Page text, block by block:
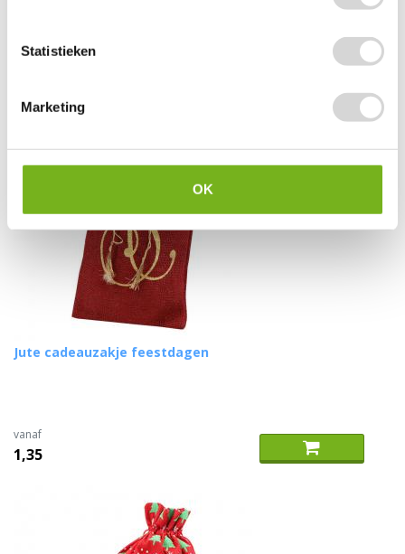
Statistieken
Marketing
OK
vanaf
Jute cadeauzakje feestdagen
vanaf
1,35